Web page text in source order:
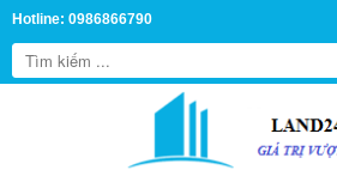
Hotline: 0986866790